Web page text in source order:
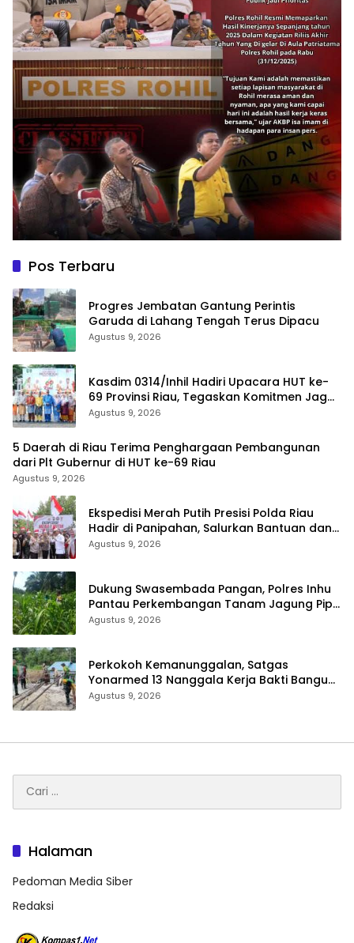
Pos Terbaru
Progres Jembatan Gantung Perintis
Garuda di Lahang Tengah Terus Dipacu
Agustus 9, 2026
Kasdim 0314/Inhil Hadiri Upacara HUT ke-
69 Provinsi Riau, Tegaskan Komitmen Jaga
Persatuan dan Pembangunan
Agustus 9, 2026
5 Daerah di Riau Terima Penghargaan Pembangunan
dari Plt Gubernur di HUT ke-69 Riau
Agustus 9, 2026
Ekspedisi Merah Putih Presisi Polda Riau
Hadir di Panipahan, Salurkan Bantuan dan
Layanan Kesehatan
Agustus 9, 2026
Dukung Swasembada Pangan, Polres Inhu
Pantau Perkembangan Tanam Jagung Pipil
Agustus 9, 2026
Perkokoh Kemanunggalan, Satgas
Yonarmed 13 Nanggala Kerja Bakti Bangun
Masjid Al-Hikmah di Kapuas Hulu
Agustus 9, 2026
untuk:
Halaman
Pedoman Media Siber
Redaksi